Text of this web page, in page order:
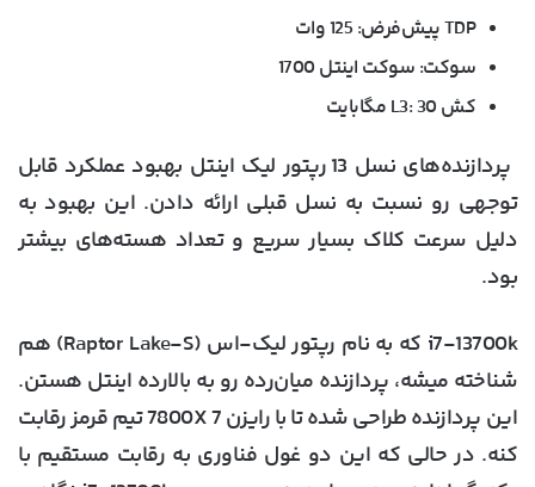
TDP پیش‌فرض: 125 وات
سوکت: سوکت اینتل 1700
کش L3: 30 مگابایت
پردازنده‌های نسل 13 رپتور لیک اینتل بهبود عملکرد قابل
توجهی رو نسبت به نسل قبلی ارائه دادن. این بهبود به
دلیل سرعت‌ کلاک بسیار سریع و تعداد هسته‌های بیشتر
بود.
i7-13700k که به نام رپتور لیک-اس (Raptor Lake-S) هم
شناخته میشه، پردازنده میان‌رده رو به بالارده اینتل هستن.
این پردازنده طراحی شده تا با رایزن 7 7800X تیم قرمز رقابت
کنه. در حالی که این دو غول فناوری به رقابت مستقیم با